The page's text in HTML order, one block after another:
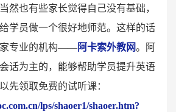
然也有些家长觉得自己没有基础，
学员做一个很好地师范。这样的话
家专业的机构——阿卡索外教网。阿
话为主的，能够帮助学员提升英语
先领取免费的试听课：
lps/shaoer1/shaoer.htm?